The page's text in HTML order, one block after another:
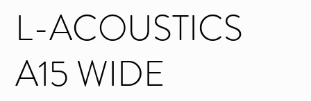
L-ACOUSTICS
A15 WIDE